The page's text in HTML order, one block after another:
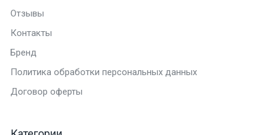
Отзывы
Контакты
Бренд
Политика обработки персональных данных
Договор оферты